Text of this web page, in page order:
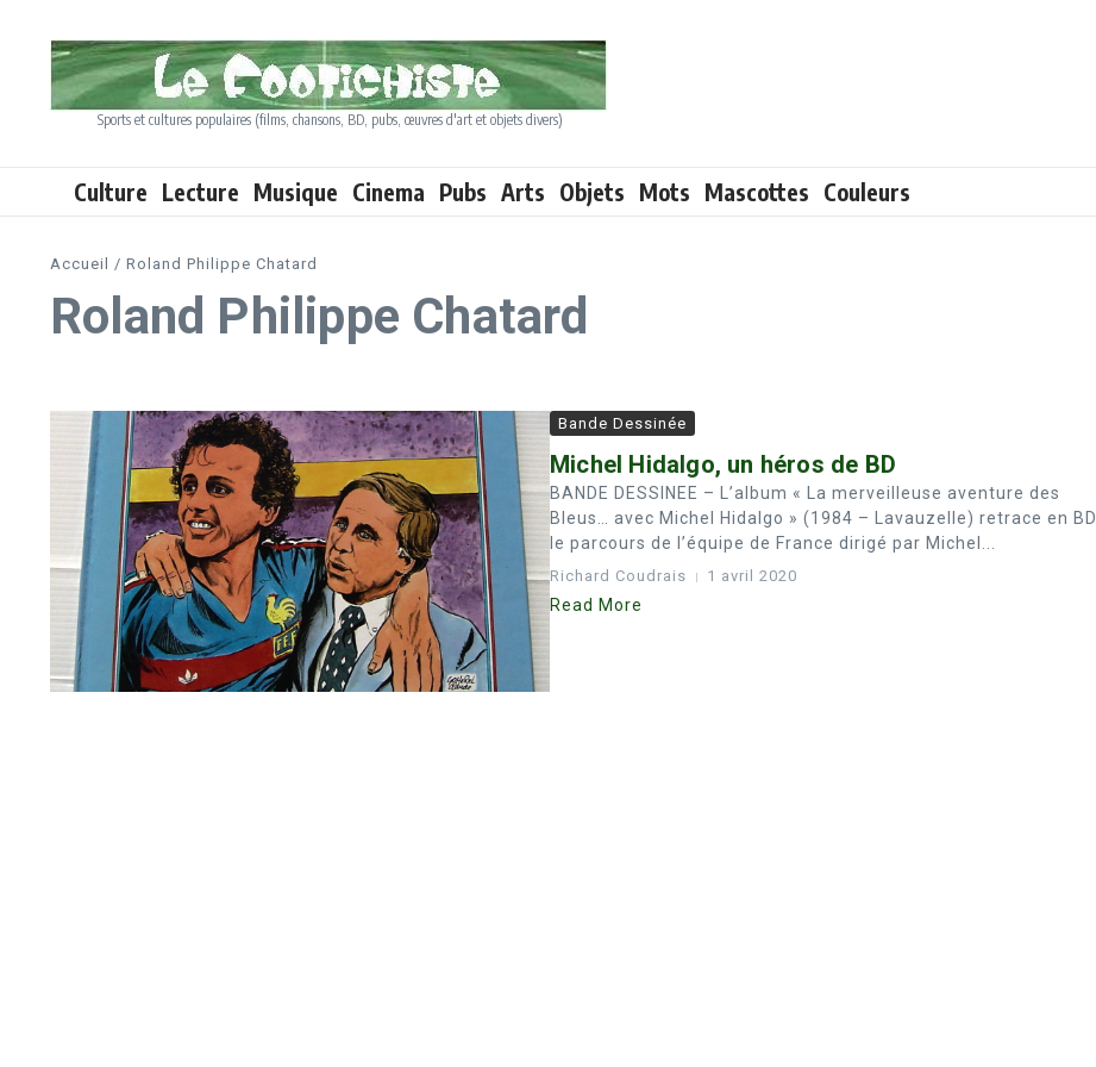
Sports et cultures populaires (films, chansons, BD, pubs, œuvres d'art et objets divers)
Culture Lecture Musique Cinema Pubs Arts Objets Mots Mascottes Couleurs
Accueil / Roland Philippe Chatard
Roland Philippe Chatard
Bande Dessinée
Michel Hidalgo, un héros de BD
BANDE DESSINEE – L’album « La merveilleuse aventure des
Bleus… avec Michel Hidalgo » (1984 – Lavauzelle) retrace en BD
le parcours de l’équipe de France dirigé par Michel...
Richard Coudrais 1 avril 2020
Read More